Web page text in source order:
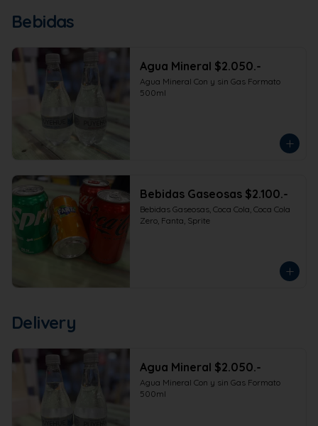
Bebidas
Agua Mineral $2.050.-
Agua Mineral Con y sin Gas Formato
500ml
Bebidas Gaseosas $2.100.-
Bebidas Gaseosas, Coca Cola, Coca Cola
Zero, Fanta, Sprite
Delivery
Agua Mineral $2.050.-
Agua Mineral Con y sin Gas Formato
500ml